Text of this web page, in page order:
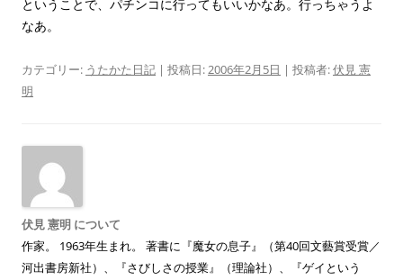
ということで、パチンコに行ってもいいかなあ。行っちゃうよ
なあ。
カテゴリー: うたかた日記 | 投稿日:2006年2月5日 | 投稿者:伏見 憲
明
伏見 憲明 について
作家。 1963年生まれ。 著書に『魔女の息子』（第40回文藝賞受賞／
河出書房新社）、『さびしさの授業』（理論社）、『ゲイという